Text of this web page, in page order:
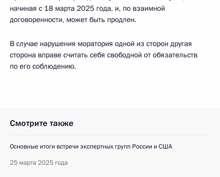
начиная с 18 марта 2025 года, и, по взаимной
договоренности, может быть продлен.
В случае нарушения моратория одной из сторон другая
сторона вправе считать себя свободной от обязательств
по его соблюдению.
Смотрите также
Основные итоги встречи экспертных групп России и США
25 марта 2025 года